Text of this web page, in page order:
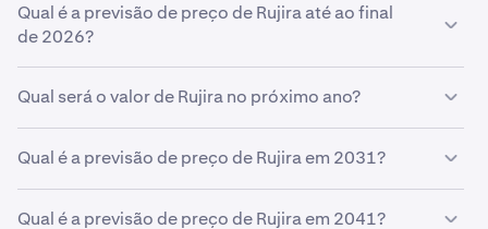
SeRujiracrescer à taxa prevista de5%, espera-se que o
preço atinja
Qual é a previsão de preço de Rujira até ao final
de 2026?
Com base na sua previsão de taxa de crescimento de
Qual será o valor de Rujira no próximo ano?
Com base na sua projeção de crescimento, aprevisão
Qual é a previsão de preço de Rujira em 2031?
Baseado na sua projeção de crescimento introduzida na
Qual é a previsão de preço de Rujira em 2041?